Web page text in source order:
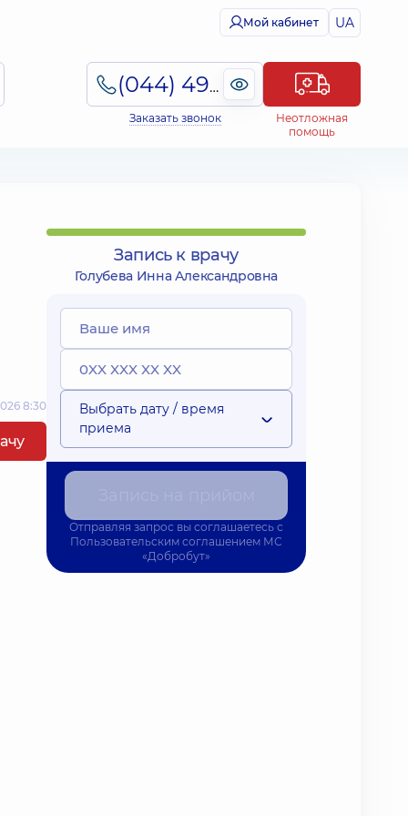
Мой кабинет UA
(044) 495-2-888
Заказать звонок
Неотложная
помощь
8:30
Запись к врачу
Голубева Инна Александровна
Выбрать дату / время
приема
Отправляя запрос вы соглашаетесь с
Пользовательским соглашением МС
«Добробут»